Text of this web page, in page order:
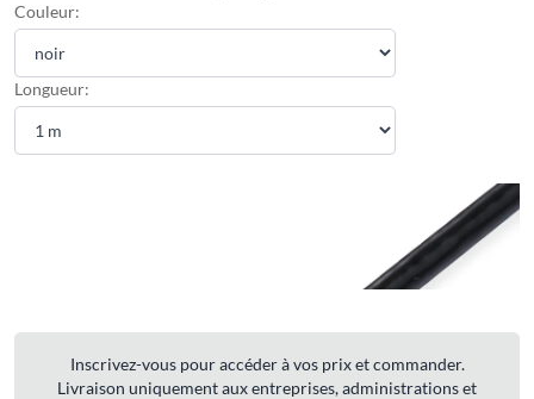
Couleur:
Longueur:
Inscrivez-vous pour accéder à vos prix et commander.
Livraison uniquement aux entreprises, administrations et